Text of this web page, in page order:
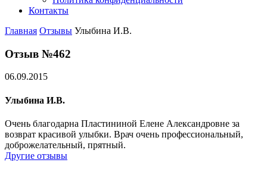
Контакты
Главная Отзывы Улыбина И.В.
Отзыв №462
06.09.2015
Улыбина И.В.
Очень благодарна Пластининой Елене Александровне за
возврат красивой улыбки. Врач очень профессиональный,
доброжелательный, прятный.
Другие отзывы